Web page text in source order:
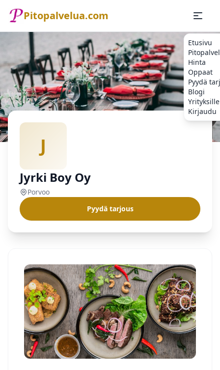
Pitopalvelua.com
Etusivu
Hinta
Oppaat
Pyydä
Blogi
Yrityksille
Kirjaudu
Etusivu
Pitopalvelu
J
Jyrki Boy Oy
Porvoo
Pyydä tarjous